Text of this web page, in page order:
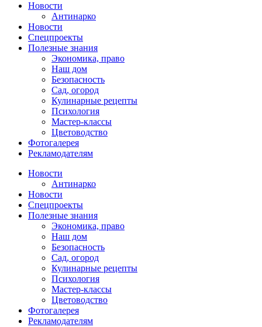
Новости
Антинарко
Новости
Спецпроекты
Полезные знания
Экономика, право
Наш дом
Безопасность
Сад, огород
Кулинарные рецепты
Психология
Мастер-классы
Цветоводство
Фотогалерея
Рекламодателям
Новости
Антинарко
Новости
Спецпроекты
Полезные знания
Экономика, право
Наш дом
Безопасность
Сад, огород
Кулинарные рецепты
Психология
Мастер-классы
Цветоводство
Фотогалерея
Рекламодателям